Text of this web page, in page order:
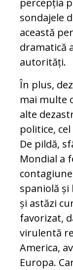
percepția
sondajele
această
dramatică
autorități.
În plus,
mai multe
alte
politice,
De pildă,
Mondial a
spaniolă
și astăzi
favorizat,
virulentă
America,
Europa.